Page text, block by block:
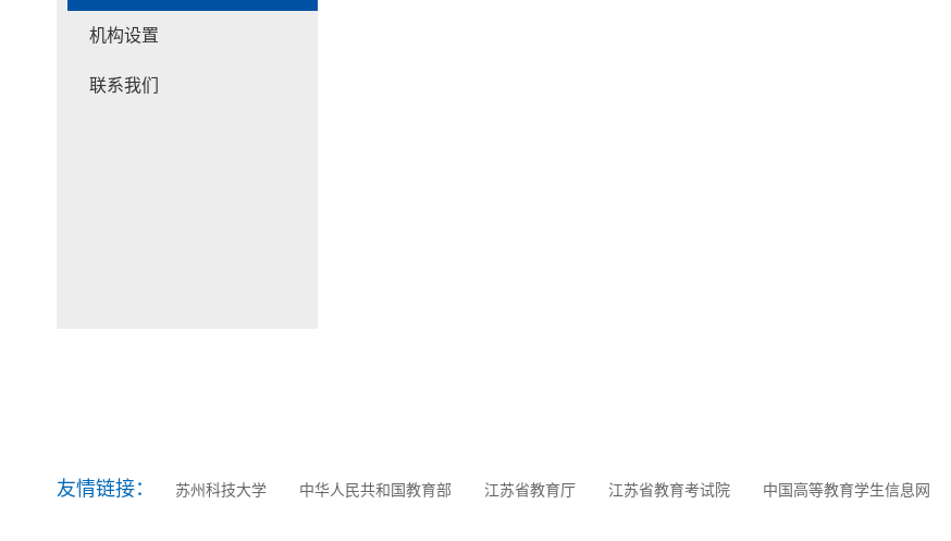
机构设置
联系我们
友情链接： 苏州科技大学 中华人民共和国教育部 江苏省教育厅 江苏省教育考试院 中国高等教育学生信息网